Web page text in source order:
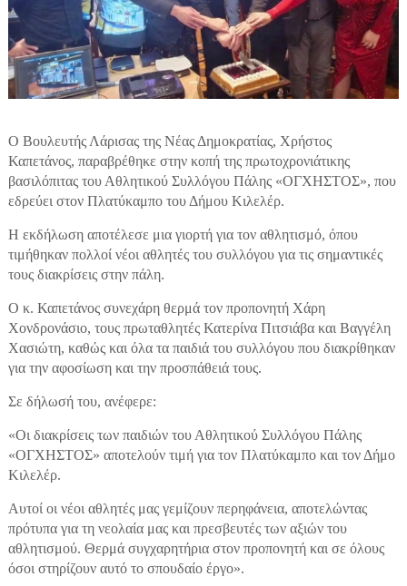
Ο Βουλευτής Λάρισας της Νέας Δημοκρατίας, Χρήστος
Καπετάνος, παραβρέθηκε στην κοπή της πρωτοχρονιάτικης
βασιλόπιτας του Αθλητικού Συλλόγου Πάλης «ΟΓΧΗΣΤΟΣ», που
εδρεύει στον Πλατύκαμπο του Δήμου Κιλελέρ.
Η εκδήλωση αποτέλεσε μια γιορτή για τον αθλητισμό, όπου
τιμήθηκαν πολλοί νέοι αθλητές του συλλόγου για τις σημαντικές
τους διακρίσεις στην πάλη.
Ο κ. Καπετάνος συνεχάρη θερμά τον προπονητή Χάρη
Χονδρονάσιο, τους πρωταθλητές Κατερίνα Πιτσιάβα και Βαγγέλη
Χασιώτη, καθώς και όλα τα παιδιά του συλλόγου που διακρίθηκαν
για την αφοσίωση και την προσπάθειά τους.
Σε δήλωσή του, ανέφερε:
«Οι διακρίσεις των παιδιών του Αθλητικού Συλλόγου Πάλης
«ΟΓΧΗΣΤΟΣ» αποτελούν τιμή για τον Πλατύκαμπο και τον Δήμο
Κιλελέρ.
Αυτοί οι νέοι αθλητές μας γεμίζουν περηφάνεια, αποτελώντας
πρότυπα για τη νεολαία μας και πρεσβευτές των αξιών του
αθλητισμού. Θερμά συγχαρητήρια στον προπονητή και σε όλους
όσοι στηρίζουν αυτό το σπουδαίο έργο».